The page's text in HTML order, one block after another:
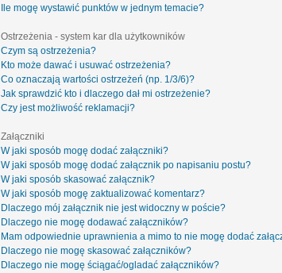
Ile mogę wystawić punktów w jednym temacie?
Ostrzeżenia - system kar dla użytkowników
Czym są ostrzeżenia?
Kto może dawać i usuwać ostrzeżenia?
Co oznaczają wartości ostrzeżeń (np. 1/3/6)?
Jak sprawdzić kto i dlaczego dał mi ostrzeżenie?
Czy jest możliwość reklamacji?
Załączniki
W jaki sposób mogę dodać załączniki?
W jaki sposób mogę dodać załącznik po napisaniu postu?
W jaki sposób skasować załącznik?
W jaki sposób mogę zaktualizować komentarz?
Dlaczego mój załącznik nie jest widoczny w poście?
Dlaczego nie mogę dodawać załączników?
Mam odpowiednie uprawnienia a mimo to nie mogę dodać
Dlaczego nie mogę skasować załączników?
Dlaczego nie mogę ściągać/ogladać załączników?